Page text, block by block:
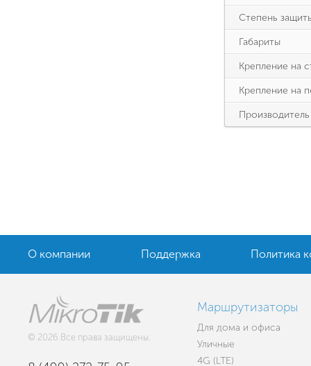
Степень
Габариты
Крепление на
Крепление на
Производитель
О компании Поддержка Политика
© 2026 Все права защищены.
Маршрутизаторы
Для дома и офиса
Уличные
4G (LTE)